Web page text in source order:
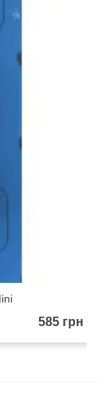
585 грн